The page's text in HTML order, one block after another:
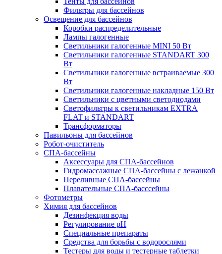
Фильтры для бассейнов
Освещение для бассейнов
Коробки распределительные
Лампы галогенные
Светильники галогенные MINI 50 Вт
Светильники галогенные STANDART 300
Вт
Светильники галогенные встраиваемые 300
Вт
Светильники галогенные накладные 150 Вт
Светильники с цветными светодиодами
Светофильтры к светильникам EXTRA
FLAT и STANDART
Трансформаторы
Павильоны для бассейнов
Робот-очиститель
СПА-бассейны
Аксессуары для СПА-бассейнов
Гидромассажные СПА-бассейны с лежанкой
Переливные СПА-бассейны
Плавательные СПА-басссейны
Фотометры
Химия для бассейнов
Дезинфекция воды
Регулирование pH
Специальные препараты
Средства для борьбы с водорослями
Тестеры для воды и тестерные таблетки